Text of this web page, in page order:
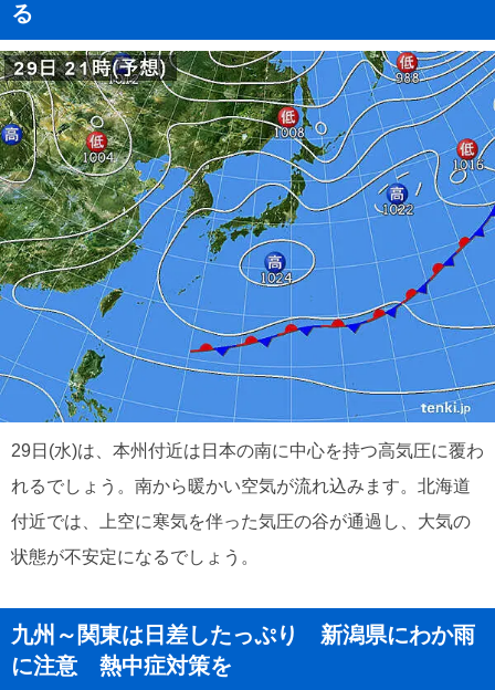
る
29日(水)は、本州付近は日本の南に中心を持つ高気圧に覆わ
れるでしょう。南から暖かい空気が流れ込みます。北海道
付近では、上空に寒気を伴った気圧の谷が通過し、大気の
状態が不安定になるでしょう。
九州～関東は日差したっぷり 新潟県にわか雨
に注意 熱中症対策を